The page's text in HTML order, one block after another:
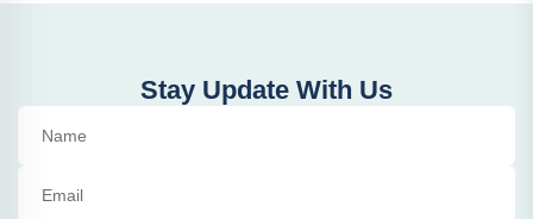
Stay Update With Us